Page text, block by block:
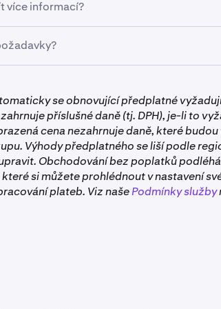
1,3×
1,5×
je vaše odměna z Dropu 10 LCAP a jste
15 LCAP (1,5×).
na obchodování MF.
více informací?
www.kraken.com/drops
airdropech.
individuální účet. Pro ověření u Krakenu
Kraken+ musí být aktivní a v dobrém
nastaveno na běžné obnovení.
Pro a v aplikaci Kraken Pro není
klientům ve Spojeném království a
se obnovující předplatné
příslušné daně (tj. DPH), je-li to
cena nezahrnuje daně, které
Výhody předplatného se liší podle
Obchodování bez poplatků
si můžete prohlédnout v nastavení
plateb. Viz našePodmínky služby